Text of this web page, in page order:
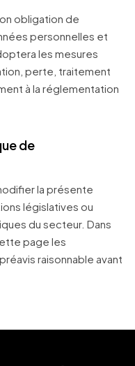
obligation de
personnelles et
les mesures
perte, traitement
à la réglementation
de
la présente
législatives ou
du secteur. Dans
page les
raisonnable avant